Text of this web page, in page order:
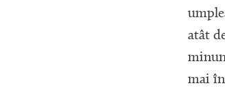
atât
mai